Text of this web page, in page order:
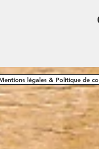
légales & Politique de